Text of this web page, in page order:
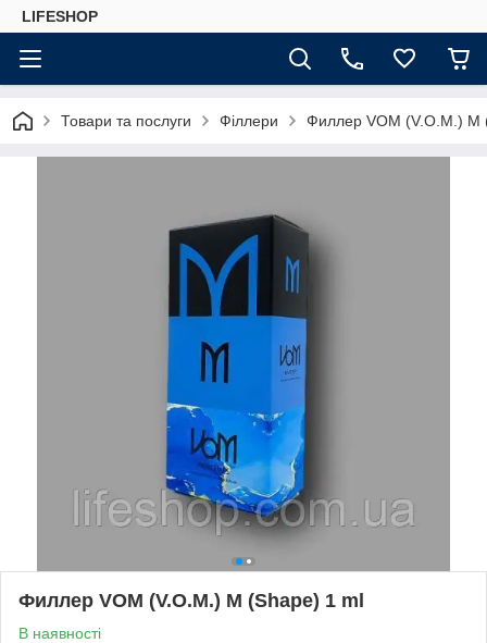
LIFESHOP
Товари та послуги Філлери Филлер VOM (V.O.M.) M
Филлер VOM (V.O.M.) M (Shape) 1 ml
В наявності